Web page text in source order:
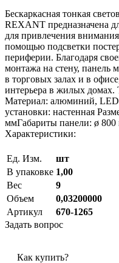
Бескаркасная тонкая
REXANT предназначена
для привлечения
помощью подсветки
периферии. Благодаря
монтажа на стену, панель
в торговых залах и в
интерьера в жилых домах.
Материал: алюминий,
установки: настенная
ммГабариты панели: ø
Характеристики:
Ед. Изм.
шт
В упаковке 1,00
Вес
9
Объем
0,03200000
Артикул
670-1265
Задать вопрос
Как купить?